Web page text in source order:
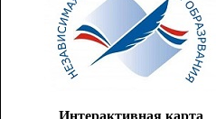
Интерактивная карта